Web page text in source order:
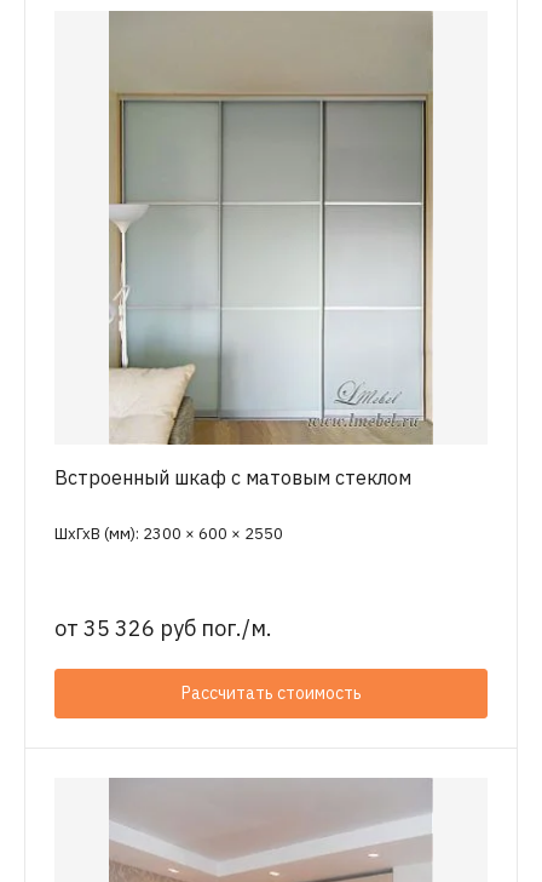
Встроенный шкаф с матовым стеклом
ШхГхВ (мм): 2300 × 600 × 2550
от 35 326 руб пог./м.
Рассчитать стоимость